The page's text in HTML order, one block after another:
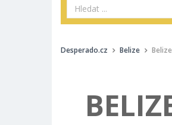
Desperado.cz Belize